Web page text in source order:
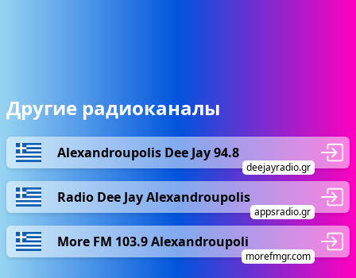
Другие радиоканалы
Alexandroupolis Dee Jay 94.8
deejayradio.gr
Radio Dee Jay Alexandroupolis
appsradio.gr
More FM 103.9 Alexandroupoli
morefmgr.com